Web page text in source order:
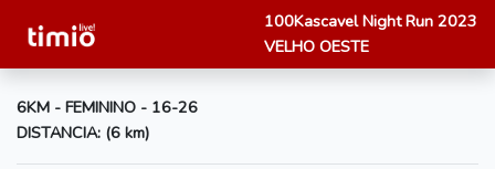
100Kascavel Night Run 2023
VELHO OESTE
6KM - FEMININO - 16-26
DISTANCIA: (6 km)